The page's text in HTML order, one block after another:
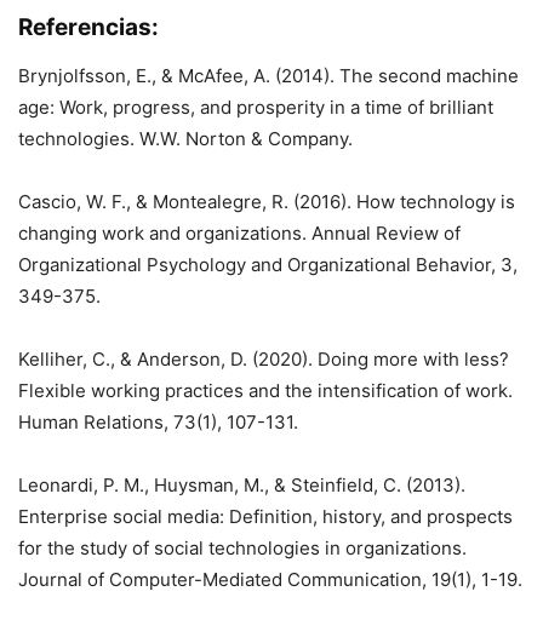
Referencias:
Brynjolfsson, E., & McAfee, A. (2014). The second machine
age: Work, progress, and prosperity in a time of brilliant
technologies. W.W. Norton & Company.
Cascio, W. F., & Montealegre, R. (2016). How technology is
changing work and organizations. Annual Review of
Organizational Psychology and Organizational Behavior, 3,
349-375.
Kelliher, C., & Anderson, D. (2020). Doing more with less?
Flexible working practices and the intensification of work.
Human Relations, 73(1), 107-131.
Leonardi, P. M., Huysman, M., & Steinfield, C. (2013).
Enterprise social media: Definition, history, and prospects
for the study of social technologies in organizations.
Journal of Computer-Mediated Communication, 19(1), 1-19.